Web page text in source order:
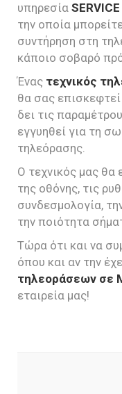
υπηρεσία
την οποία
συντήρηση στη
κάποιο σοβαρό
Ένας τεχνικός
θα σας επισκεφτεί
δει τις
εγγυηθεί για τη
τηλεόρασης.
Ο τεχνικός μας θα
της οθόνης, τις
συνδεσμολογία,
την ποιότητα
Τώρα ότι και να
όπου και αν την
τηλεοράσεων σε
εταιρεία μας!